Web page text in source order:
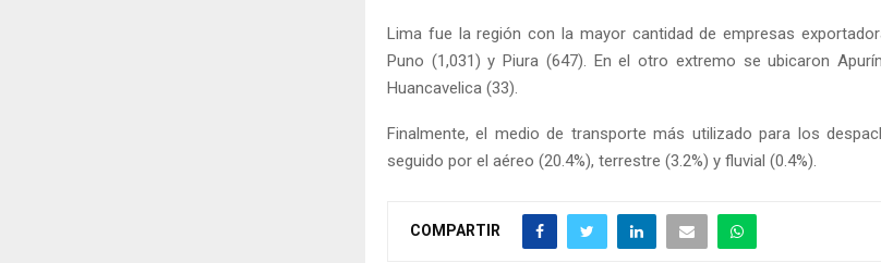
Lima fue la región con la mayor cantidad de empresas
Puno (1,031) y Piura (647). En el otro extremo se ubicaron
Huancavelica (33).
Finalmente, el medio de transporte más utilizado para los
seguido por el aéreo (20.4%), terrestre (3.2%) y fluvial (0.4%).
COMPARTIR